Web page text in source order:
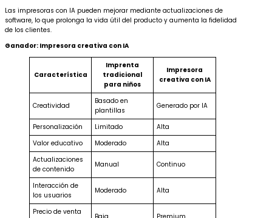
Las impresoras con IA pueden mejorar mediante actualizaciones de
software, lo que prolonga la vida útil del producto y aumenta la fidelidad
de los clientes.
Ganador: Impresora creativa con IA
Característica
Imprenta
tradicional
para niños
Impresora
creativa con IA
Creatividad
Basado en
plantillas
Generado por IA
Personalización Limitado
Alta
Valor educativo
Moderado
Alta
Actualizaciones
de contenido
Manual Continuo
Interacción de
los usuarios
Moderado Alta
Precio de venta